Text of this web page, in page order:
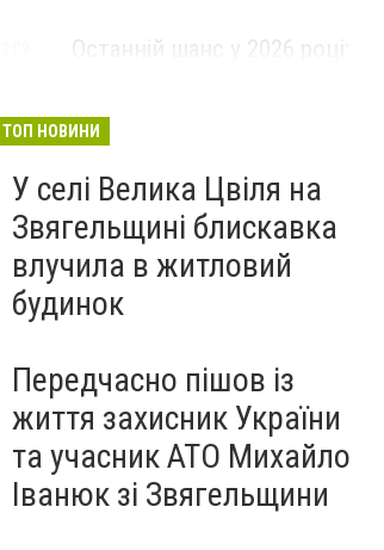
Останній шанс у 2026 році:
майбутніх водійок автобусів
ТОП НОВИНИ
У селі Велика Цвіля на
Звягельщині блискавка
влучила в житловий
будинок
Передчасно пішов із
життя захисник України
та учасник АТО Михайло
Іванюк зі Звягельщини